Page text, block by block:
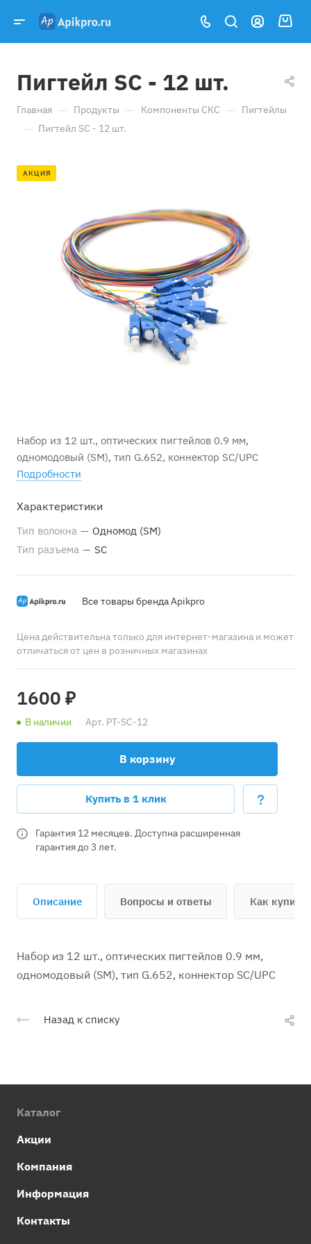
Пигтейл SC - 12 шт.
Главная — Продукты — Компоненты СКС — Пигтейлы
— Пигтейл SC - 12 шт.
АКЦИЯ
Набор из 12 шт., оптических пигтейлов 0.9 мм,
одномодовый (SM), тип G.652, коннектор SC/UPC
Подробности
Характеристики
Тип волокна — Одномод (SM)
Тип разъема — SC
Все товары бренда Apikpro
Цена действительна только для интернет-магазина и может
отличаться от цен в розничных магазинах
1600 ₽
В наличии Арт. PT-SC-12
В корзину
Купить в 1 клик
Гарантия 12 месяцев. Доступна расширенная
гарантия до 3 лет.
Описание Вопросы и ответы Как купить
Набор из 12 шт., оптических пигтейлов 0.9 мм,
одномодовый (SM), тип G.652, коннектор SC/UPC
Назад к списку
Каталог
Акции
Компания
Информация
Контакты